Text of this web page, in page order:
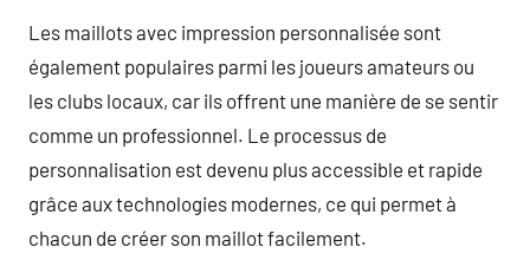
Les maillots avec impression personnalisée sont
également populaires parmi les joueurs amateurs ou
les clubs locaux, car ils offrent une manière de se sentir
comme un professionnel. Le processus de
personnalisation est devenu plus accessible et rapide
grâce aux technologies modernes, ce qui permet à
chacun de créer son maillot facilement.